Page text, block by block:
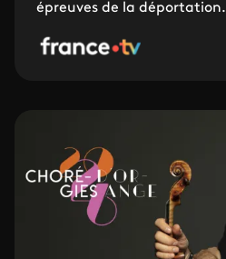
épreuves de la déportation.